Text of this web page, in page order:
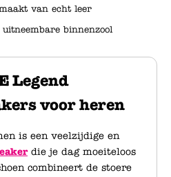
van echt leer
binnenzool
Legend
voor heren
is een veelzijdige en
die je dag moeiteloos
combineert de stoere